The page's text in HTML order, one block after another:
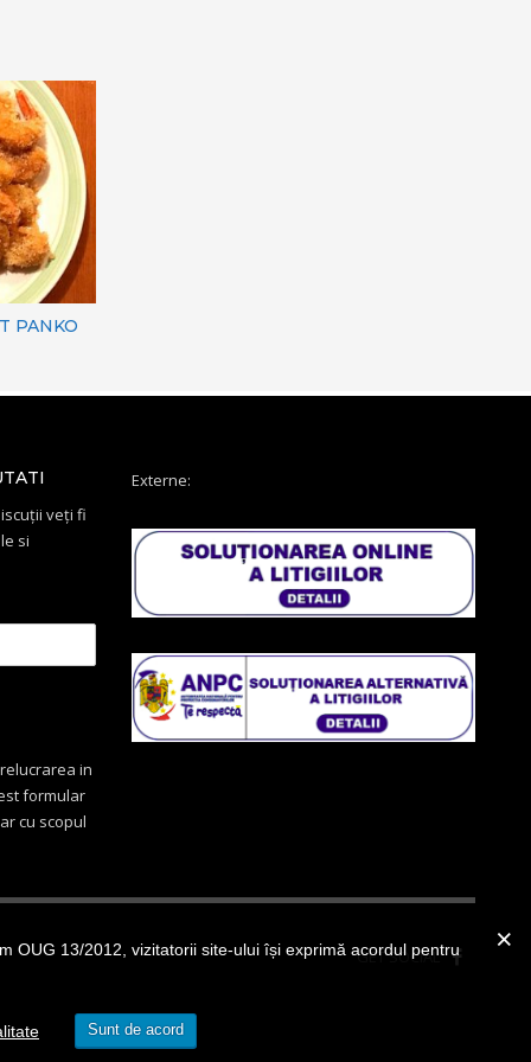
PANKO
veți fi
si
in
formular
cu scopul
Externe:
GET SOCIAL
OUG 13/2012, vizitatorii site-ului își exprimă acordul pentru
Sunt de acord